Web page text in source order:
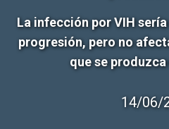
La infección por VIH
progresión, pero no
que se
14/06/